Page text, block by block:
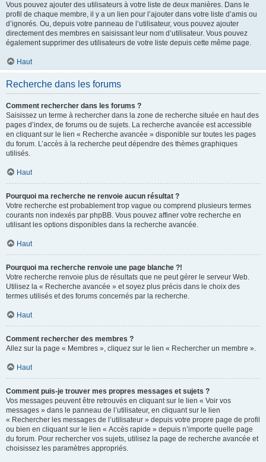
Vous pouvez ajouter des utilisateurs à votre liste de deux manières. Dans le
profil de chaque membre, il y a un lien pour l’ajouter dans votre liste d’amis ou
d’ignorés. Ou, depuis votre panneau de l’utilisateur, vous pouvez ajouter
directement des membres en saisissant leur nom d’utilisateur. Vous pouvez
également supprimer des utilisateurs de votre liste depuis cette même page.
Haut
Recherche dans les forums
Comment rechercher dans les forums ?
Saisissez un terme à rechercher dans la zone de recherche située en haut des
pages d’index, de forums ou de sujets. La recherche avancée est accessible
en cliquant sur le lien « Recherche avancée » disponible sur toutes les pages
du forum. L’accès à la recherche peut dépendre des thèmes graphiques
utilisés.
Haut
Pourquoi ma recherche ne renvoie aucun résultat ?
Votre recherche est probablement trop vague ou comprend plusieurs termes
courants non indexés par phpBB. Vous pouvez affiner votre recherche en
utilisant les options disponibles dans la recherche avancée.
Haut
Pourquoi ma recherche renvoie une page blanche ?!
Votre recherche renvoie plus de résultats que ne peut gérer le serveur Web.
Utilisez la « Recherche avancée » et soyez plus précis dans le choix des
termes utilisés et des forums concernés par la recherche.
Haut
Comment rechercher des membres ?
Allez sur la page « Membres », cliquez sur le lien « Rechercher un membre ».
Haut
Comment puis-je trouver mes propres messages et sujets ?
Vos messages peuvent être retrouvés en cliquant sur le lien « Voir vos
messages » dans le panneau de l’utilisateur, en cliquant sur le lien
« Rechercher les messages de l’utilisateur » depuis votre propre page de profil
ou bien en cliquant sur le lien « Accès rapide » depuis n’importe quelle page
du forum. Pour rechercher vos sujets, utilisez la page de recherche avancée et
choisissez les paramètres appropriés.